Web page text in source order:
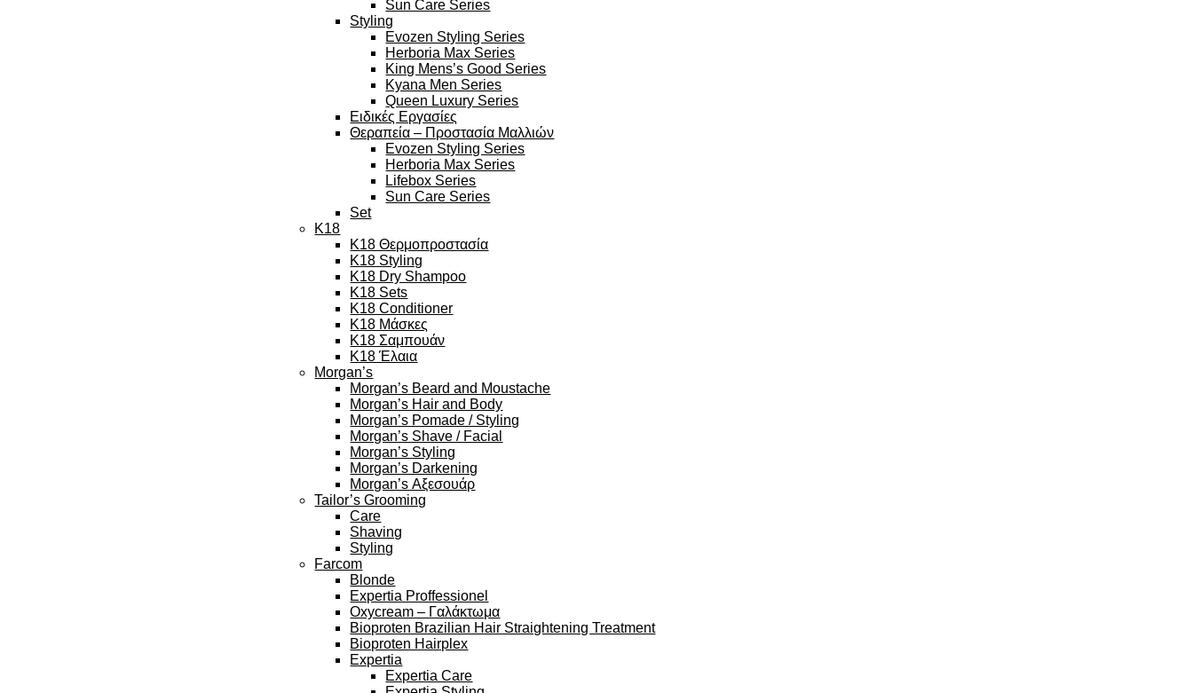
Sun Care Series
Styling
Evozen Styling Series
Herboria Max Series
King Mens’s Good Series
Kyana Men Series
Queen Luxury Series
Ειδικές Εργασίες
Θεραπεία – Προστασία Μαλλιών
Evozen Styling Series
Herboria Max Series
Lifebox Series
Sun Care Series
Set
K18
K18 Θερμοπροστασία
K18 Styling
K18 Dry Shampoo
K18 Sets
K18 Conditioner
K18 Μάσκες
K18 Σαμπουάν
K18 Έλαια
Morgan’s
Morgan’s Beard and Moustache
Morgan’s Hair and Body
Morgan’s Pomade / Styling
Morgan’s Shave / Facial
Morgan’s Styling
Morgan’s Darkening
Morgan’s Αξεσουάρ
Tailor’s Grooming
Care
Shaving
Styling
Farcom
Blonde
Expertia Proffessionel
Oxycream – Γαλάκτωμα
Bioproten Brazilian Hair Straightening Treatment
Bioproten Hairplex
Expertia
Expertia Care